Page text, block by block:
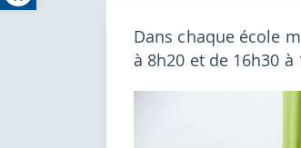
Dans chaque école
à 8h20 et de 16h30 à